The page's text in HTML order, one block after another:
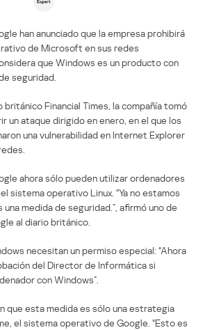
han anunciado que la empresa prohibirá
de Microsoft en sus redes
que Windows es un producto con
seguridad.
británico Financial Times, la compañía tomó
un ataque dirigido en enero, en el que los
una vulnerabilidad en Internet Explorer
ahora sólo pueden utilizar ordenadores
sistema operativo Linux. “Ya no estamos
medida de seguridad.”, afirmó uno de
al diario británico.
necesitan un permiso especial: “Ahora
del Director de Informática si
con Windows”.
que esta medida es sólo una estrategia
el sistema operativo de Google. “Esto es